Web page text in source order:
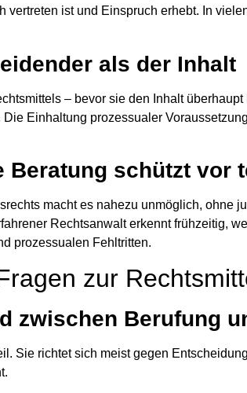
ist und Einspruch erhebt. In
als der Inhalt
– bevor sie den Inhalt
Einhaltung prozessualer
Beratung schützt vor
macht es nahezu unmöglich, ohne
Rechtsanwalt erkennt frühzeitig,
prozessualen Fehltritten.
zur
zwischen Berufung
Sie richtet sich meist gegen